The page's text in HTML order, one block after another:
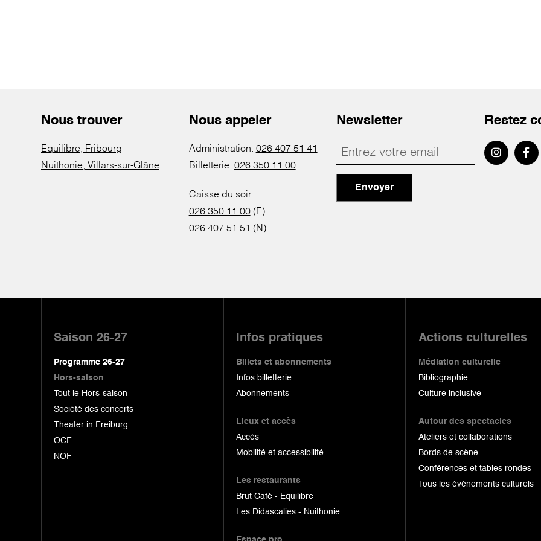
Nous trouver
Equilibre, Fribourg
Nuithonie, Villars-sur-Glâne
Nous appeler
Administration: 026 407 51 41
Billetterie: 026 350 11 00
Caisse du soir:
026 350 11 00(E)
026 407 51 51 (N)
Newsletter
Envoyer
Restez
Saison 26-27
Programme 26-27
Hors-saison
Tout le Hors-saison
Société des concerts
Theater in Freiburg
OCF
NOF
Infos pratiques
Billets et abonnements
Infos billetterie
Abonnements
Lieux et accès
Accès
Mobilité et accessibilité
Les restaurants
Brut Café - Equilibre
Les Didascalies - Nuithonie
Actions culturelles
Médiation culturelle
Bibliographie
Culture inclusive
Autour des spectacles
Ateliers et collaborations
Bords de scène
Conférences et tables rondes
Tous les événements culturels